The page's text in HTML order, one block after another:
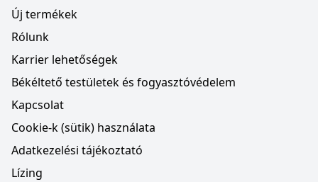
Új termékek
Rólunk
Karrier lehetőségek
Békéltető testületek és fogyasztóvédelem
Kapcsolat
Cookie-k (sütik) használata
Adatkezelési tájékoztató
Lízing